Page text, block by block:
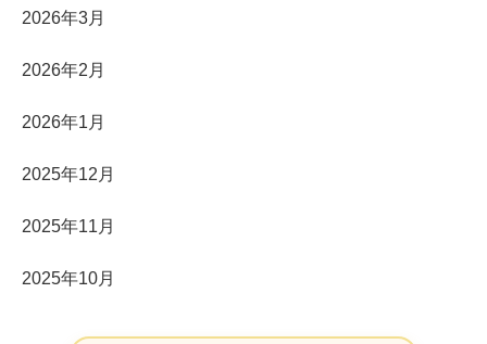
2026年3月
2026年2月
2026年1月
2025年12月
2025年11月
2025年10月